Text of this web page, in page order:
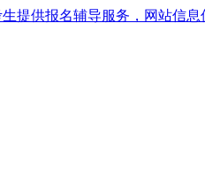
生提供报名辅导服务，网站信